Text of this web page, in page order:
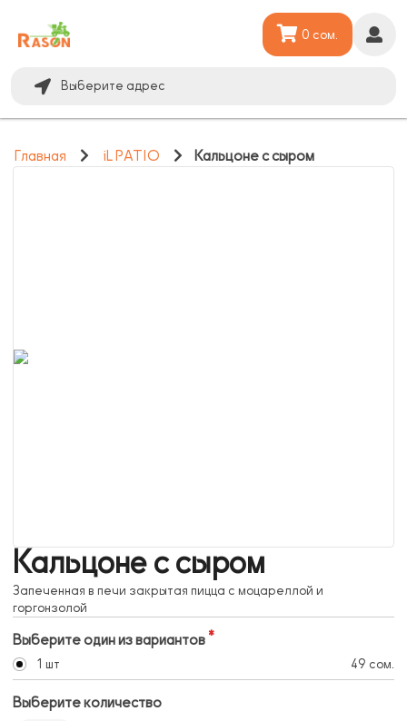
Выберите адрес
0 сом.
Главная iL PATIO Кальцоне с сыром
Кальцоне с сыром
Запеченная в печи закрытая пицца с моцареллой и
горгонзолой
Выберите один из вариантов
1 шт 49 сом.
Выберите количество